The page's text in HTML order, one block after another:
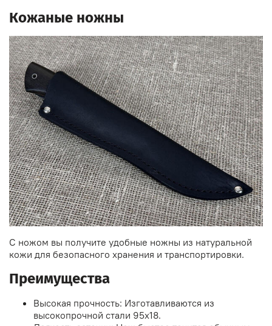
Кожаные ножны
С ножом вы получите удобные ножны из натуральной
кожи для безопасного хранения и транспортировки.
Преимущества
Высокая прочность: Изготавливаются из
высокопрочной стали 95х18.